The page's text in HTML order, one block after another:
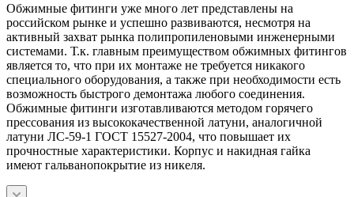
Обжимные фитинги уже много лет представлены на
российском рынке и успешно развиваются, несмотря на
активный захват рынка полипропиленовыми инженерными
системами. Т.к. главным преимуществом обжимных фитингов
является то, что при их монтаже не требуется никакого
специального оборудования, а также при необходимости есть
возможность быстрого демонтажа любого соединения.
Обжимные фитинги изготавливаются методом горячего
прессования из высококачественной латуни, аналогичной
латуни ЛС-59-1 ГОСТ 15527-2004, что повышает их
прочностные характеристики. Корпус и накидная гайка
имеют гальванопокрытие из никеля.